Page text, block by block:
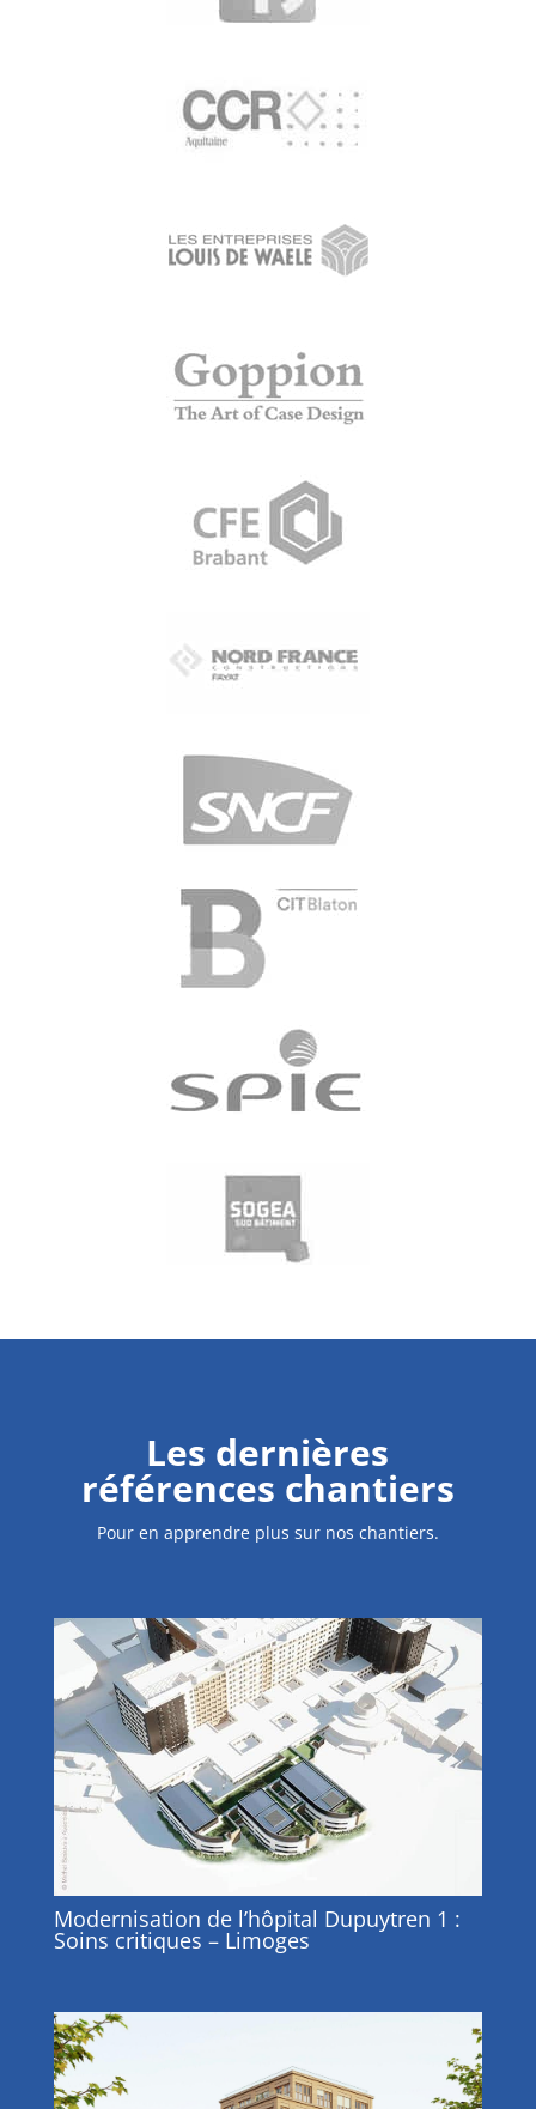
Les dernières
références chantiers
Pour en apprendre plus sur nos chantiers.
Modernisation de l’hôpital Dupuytren 1 :
Soins critiques – Limoges